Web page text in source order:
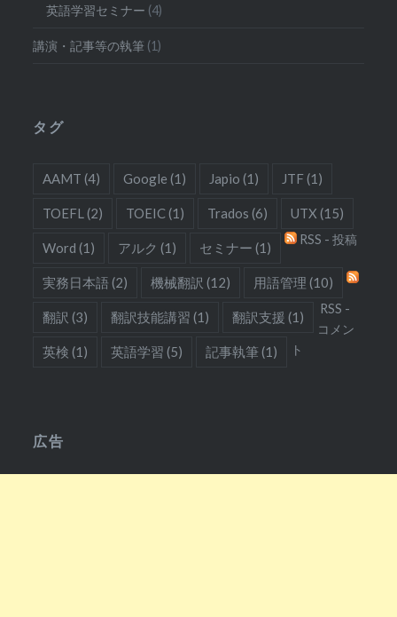
英語学習セミナー (4)
講演・記事等の執筆 (1)
タグ
AAMT (4) Google (1) Japio (1) JTF(1)
TOEFL (2) TOEIC(1) Trados (6) UTX (15)
Word (1) アルク (1) セミナー (1)
実務日本語 (2) 機械翻訳 (12) 用語管理 (10)
翻訳 (3) 翻訳技能講習 (1) 翻訳支援 (1)
英検 (1) 英語学習 (5) 記事執筆(1)
RSS - 投稿
RSS -
コメン
ト
広告